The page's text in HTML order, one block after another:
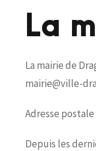
La
La mairie de
mairie@ville-
Adresse postale
Depuis les